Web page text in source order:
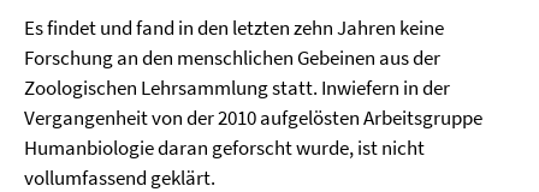
Es findet und fand in den letzten zehn Jahren keine
Forschung an den menschlichen Gebeinen aus der
Zoologischen Lehrsammlung statt. Inwiefern in der
Vergangenheit von der 2010 aufgelösten Arbeitsgruppe
Humanbiologie daran geforscht wurde, ist nicht
vollumfassend geklärt.